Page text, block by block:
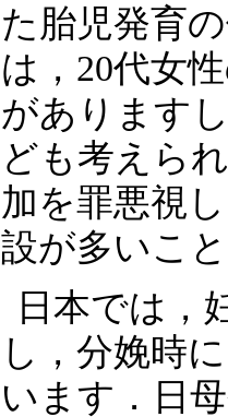
た胎児発育
は，20代女
があります
ども考えら
加を罪悪視
設が多いこ
日本では，
し，分娩時
います．日